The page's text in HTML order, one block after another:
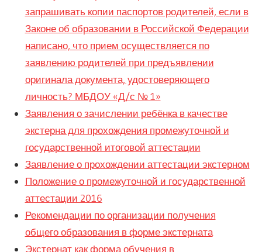
запрашивать копии паспортов родителей, если в
Законе об образовании в Российской Федерации
написано, что прием осуществляется по
заявлению родителей при предъявлении
оригинала документа, удостоверяющего
личность? МБДОУ «Д/с № 1»
Заявления о зачислении ребёнка в качестве
экстерна для прохождения промежуточной и
государственной итоговой аттестации
Заявление о прохождении аттестации экстерном
Положение о промежуточной и государственной
аттестации 2016
Рекомендации по организации получения
общего образования в форме экстерната
Экстернат как форма обучения в